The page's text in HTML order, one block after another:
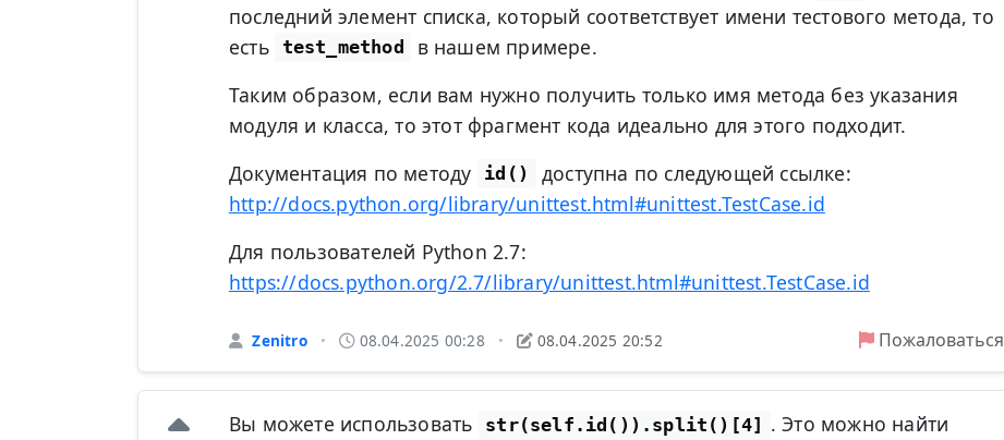
последний элемент списка, который соответствует имени тестового метода, то
есть
test_method
в нашем примере.
Таким образом, если вам нужно получить только имя метода без указания
модуля и класса, то этот фрагмент кода идеально для этого подходит.
Документация по методу
id()
доступна по следующей ссылке:
http://docs.python.org/library/unittest.html#unittest.TestCase.id
Для пользователей Python 2.7:
https://docs.python.org/2.7/library/unittest.html#unittest.TestCase.id
Zenitro • 08.04.2025 00:28 • 08.04.2025 20:52 Пожаловаться
Вы можете использовать str(self.id()).split()[4]
. Это можно найти